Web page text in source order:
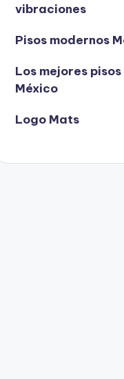
vibraciones
Pisos modernos
Los mejores
México
Logo Mats